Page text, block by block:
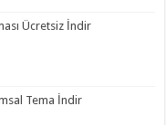
Ücretsiz İndir
Tema İndir